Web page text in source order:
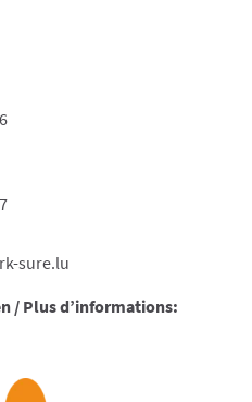
sure.lu
/ Plus d’informations: